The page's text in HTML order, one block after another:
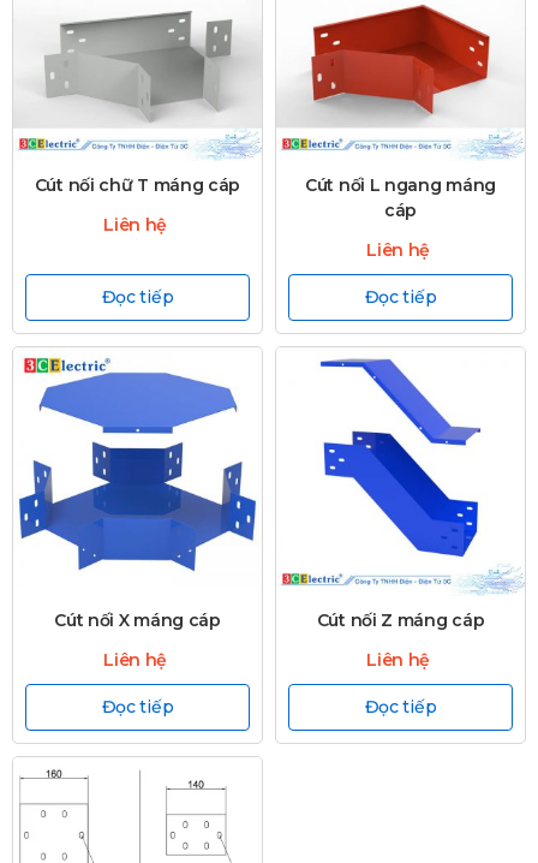
Cút nối chữ T máng cáp
Liên hệ
Đọc tiếp
Cút nối L ngang máng
cáp
Liên hệ
Đọc tiếp
Cút nối X máng cáp
Liên hệ
Đọc tiếp
Cút nối Z máng cáp
Liên hệ
Đọc tiếp